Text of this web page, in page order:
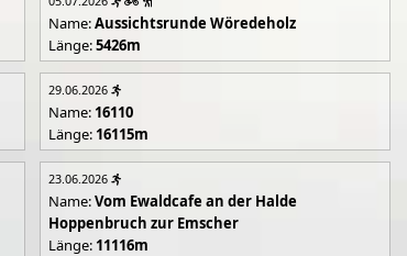
Name:Aussichtsrunde Wöredeholz
Länge:5426m
29.06.2026
Name: 16110
Länge: 16115m
23.06.2026
Name:Vom Ewaldcafe an der Halde
Hoppenbruch zur Emscher
Länge: 11116m